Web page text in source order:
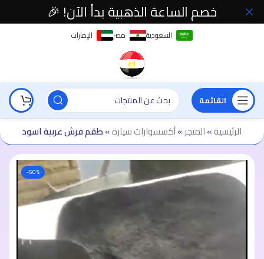
السعودية مصر الإمارات
القائمة
الرئيسية»المتجر»أكسسوارات سيارة»طقم فرش عربية اسود
-50%
خصم الساعة الذهبية بدأ الآن! 🎉